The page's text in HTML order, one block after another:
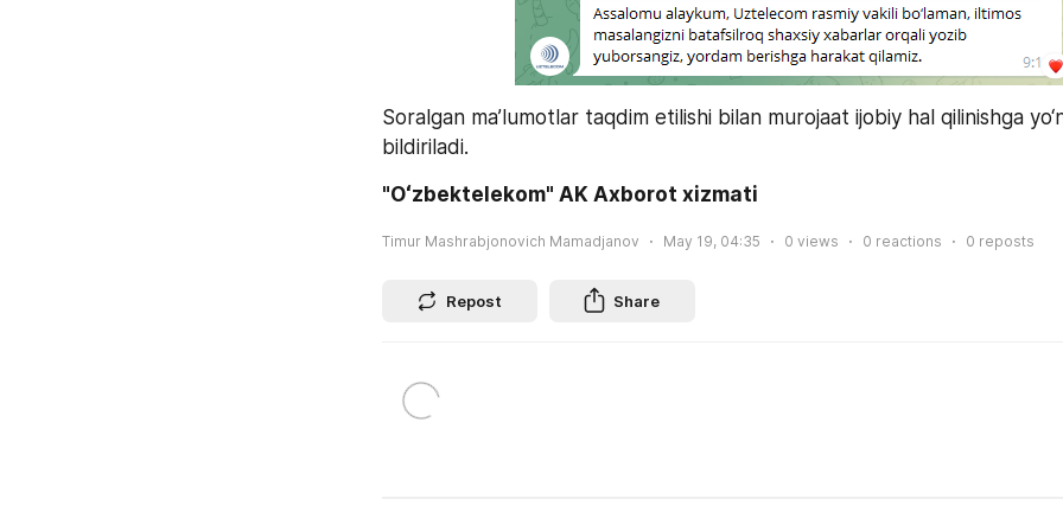
Soralgan ma’lumotlar taqdim etilishi bilan murojaat ijobiy hal qilinishga
bildiriladi.
"Oʻzbektelekom" AK Axborot xizmati
Timur Mashrabjonovich Mamadjanov May 19, 04:35 0 views 0 reactions 0 reposts
Repost Share